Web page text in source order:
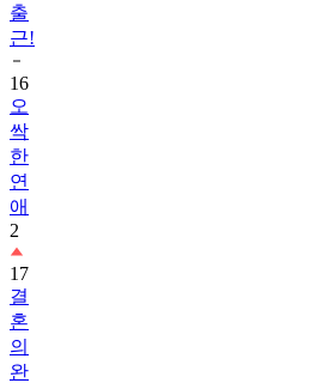
출
근!
16
오
싹
한
연
애
2
17
결
혼
의
완